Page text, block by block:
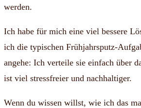
werden.
Ich habe für mich eine viel bessere
ich die typischen Frühjahrsputz-
angehe: Ich verteile sie einfach über
ist viel stressfreier und nachhaltiger.
Wenn du wissen willst, wie ich das